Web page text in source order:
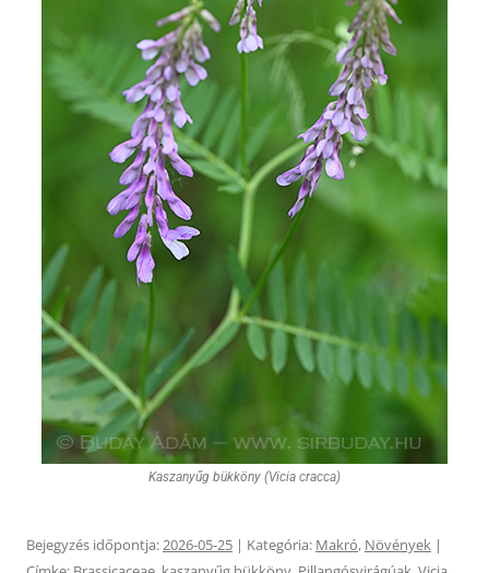
Kaszanyűg bükköny (Vicia cracca)
Bejegyzés időpontja:2026-05-25 | Kategória: Makró, Növények |